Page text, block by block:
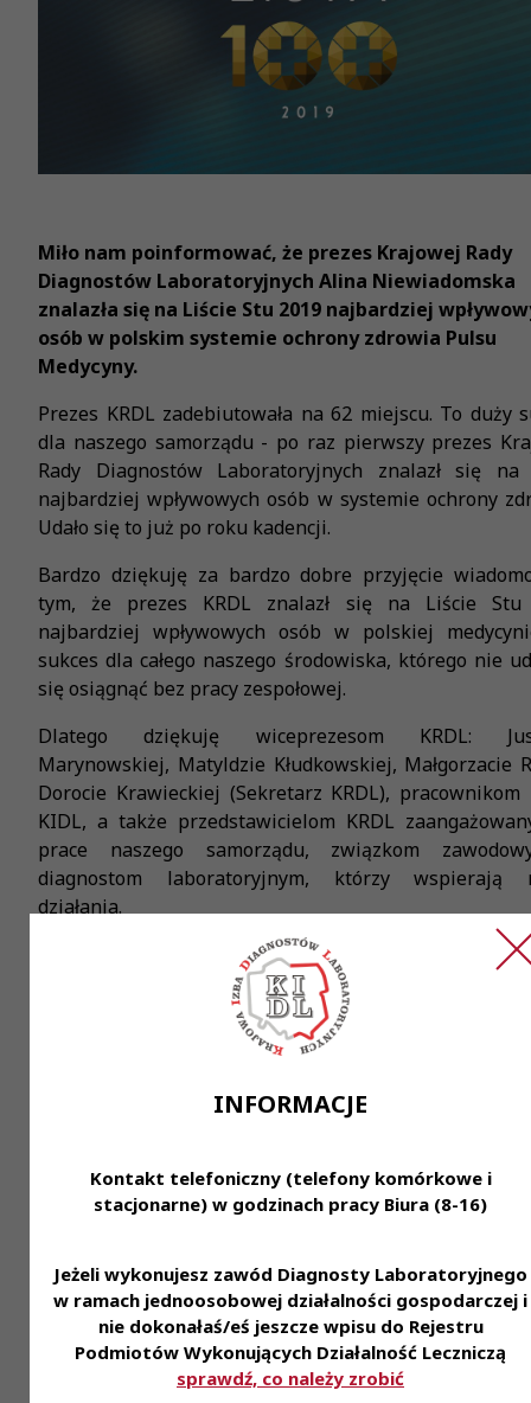
INFORMACJE
Kontakt telefoniczny (telefony komórkowe i
stacjonarne) w godzinach pracy Biura (8-16)
Jeżeli wykonujesz zawód Diagnosty Laboratoryjnego
w ramach jednoosobowej działalności gospodarczej i
nie dokonałaś/eś jeszcze wpisu do Rejestru
Podmiotów Wykonujących Działalność Leczniczą
sprawdź, co należy zrobić
Miło nam poinformować, że prezes Krajowej Rady
Diagnostów Laboratoryjnych Alina Niewiadomska
znalazła się na Liście Stu 2019 najbardziej
osób w polskim systemie ochrony zdrowia Pulsu
Medycyny.
Prezes KRDL zadebiutowała na 62 miejscu. To duży
dla naszego samorządu - po raz pierwszy prezes
Rady Diagnostów Laboratoryjnych znalazł się na
najbardziej wpływowych osób w systemie ochrony
Udało się to już po roku kadencji.
Bardzo dziękuję za bardzo dobre przyjęcie
tym, że prezes KRDL znalazł się na Liście Stu
najbardziej wpływowych osób w polskiej
sukces dla całego naszego środowiska, którego nie
się osiągnąć bez pracy zespołowej.
Dlatego dziękuję wiceprezesom KRDL:
Marynowskiej, Matyldzie Kłudkowskiej, Małgorzacie
Dorocie Krawieckiej (Sekretarz KRDL), pracownikom
KIDL, a także przedstawicielom KRDL
prace naszego samorządu, związkom
diagnostom laboratoryjnym, którzy wspierają
działania.
Bez Was takiego sukcesu by nie było.
Mogę zapewnić, że będziemy nadal ciężko
znajdować się w rankingach na dużo wyższych
powiedziała prezes Krajowej Rady
https://pulsmedycyny.pl/lista-stu-2019-system-
zdrowia-983409?
7A39c5yw-YT7zojL4
Od 17 lat „Puls Medycyny” wyróżnia osoby,
szczególny wpływ na rozwój polskiej medycyny, a
także tych, którzy przyczyniają się do poprawy